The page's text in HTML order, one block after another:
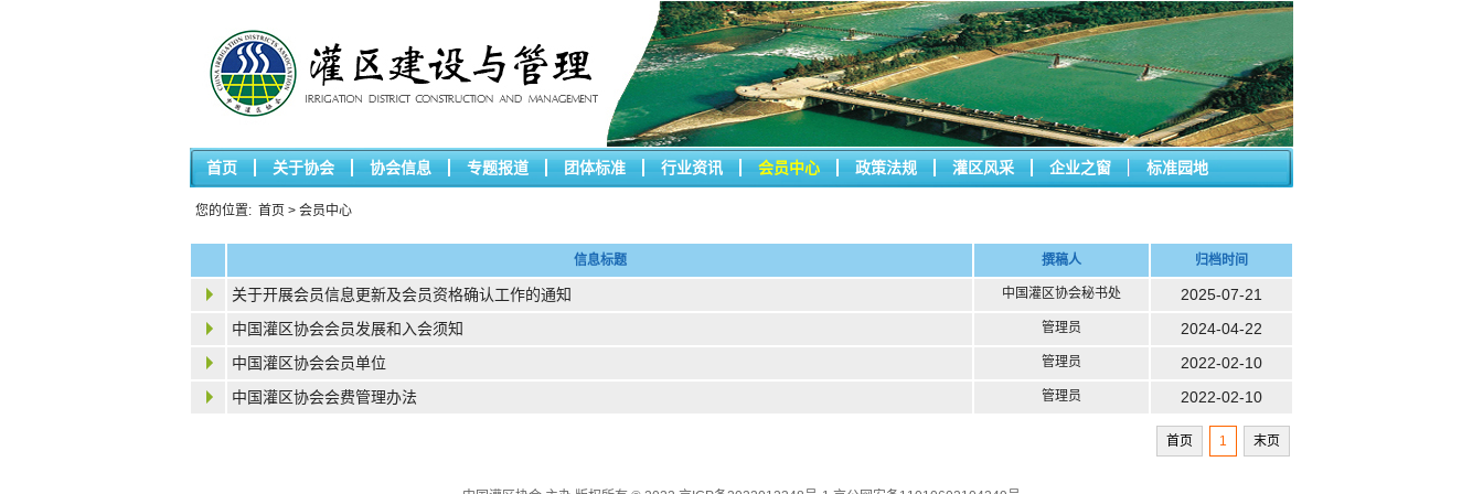
首页 关于协会 协会信息 专题报道 团体标准 行业资讯 会员中心 政策法规 灌区风采 企业之窗 标准园地
您的位置: 首页 > 会员中心
信息标题 撰稿人 归档时间
关于开展会员信息更新及会员资格确认工作的通知 中国灌区协会秘书处 2025-07-21
中国灌区协会会员发展和入会须知 管理员 2024-04-22
中国灌区协会会员单位 管理员 2022-02-10
中国灌区协会会费管理办法 管理员 2022-02-10
首页 1 末页